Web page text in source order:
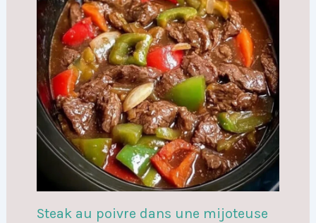
Steak au poivre dans une mijoteuse